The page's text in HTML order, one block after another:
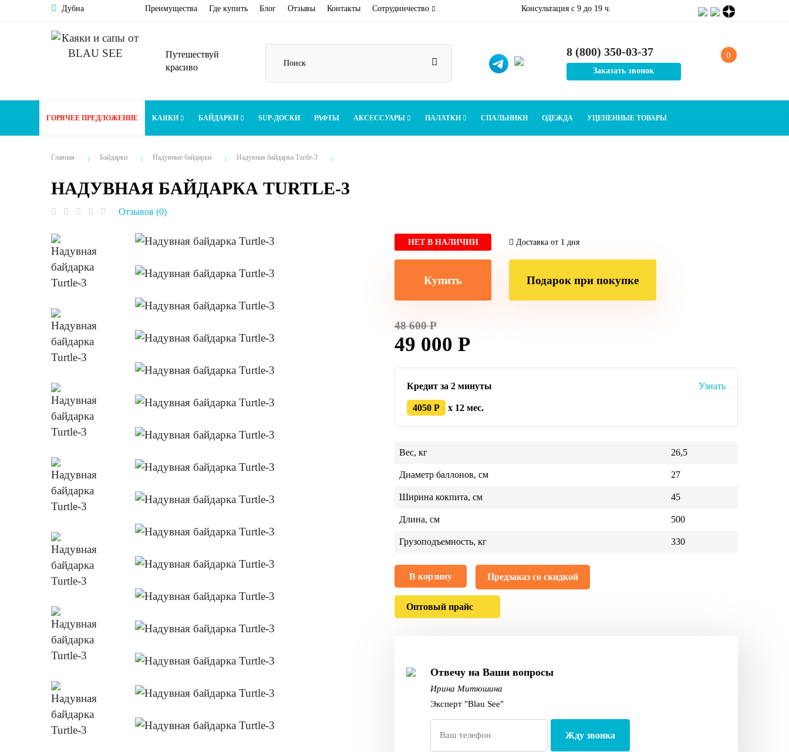
Дубна Преимущества Где купить Блог Отзывы Контакты Сотрудничество Консультация c 9 до 19 ч.
Путешествуй
красиво
8 (800) 350-03-37
Заказать звонок
0
ГОРЯЧЕЕ ПРЕДЛОЖЕНИЕ КАЯКИ БАЙДАРКИ SUP-ДОСКИ РАФТЫ АКСЕССУАРЫ ПАЛАТКИ СПАЛЬНИКИ ОДЕЖДА УЦЕНЕННЫЕ ТОВАРЫ
Главная Байдарки Надувные байдарки Надувная байдарка Turtle-3
НАДУВНАЯ БАЙДАРКА TURTLE-3
Отзывов (0)
НЕТ В НАЛИЧИИ Доставка от 1 дня
Купить Подарок при покупке
48 600 Р
49 000 Р
Кредит за 2 минуты Узнать
4050 Р x 12 мес.
Вес, кг 26,5
Диаметр баллонов, см 27
Ширина кокпита, см 45
Длина, см 500
Грузоподъемность, кг 330
В корзину Предзаказ со скидкой
Оптовый прайс
Отвечу на Ваши вопросы
Ирина Митюшина
Эксперт "Blau See"